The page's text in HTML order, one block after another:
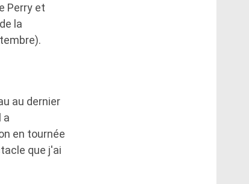
Perry et
la
au dernier
a
en tournée
que j'ai